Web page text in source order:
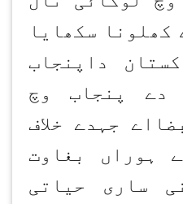
کھلونا سکھایا
داپنجاب
دے پنجاب وچ
جہدے خلاف
ہوراں بغاوت
ساری حیاتی